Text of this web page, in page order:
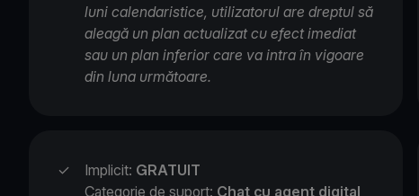
luni calendaristice, utilizatorul are dreptul să
aleagă un plan actualizat cu efect imediat
sau un plan inferior care va intra în vigoare
din luna următoare.
✓ Implicit: GRATUIT
Categorie de suport: Chat cu agent digital